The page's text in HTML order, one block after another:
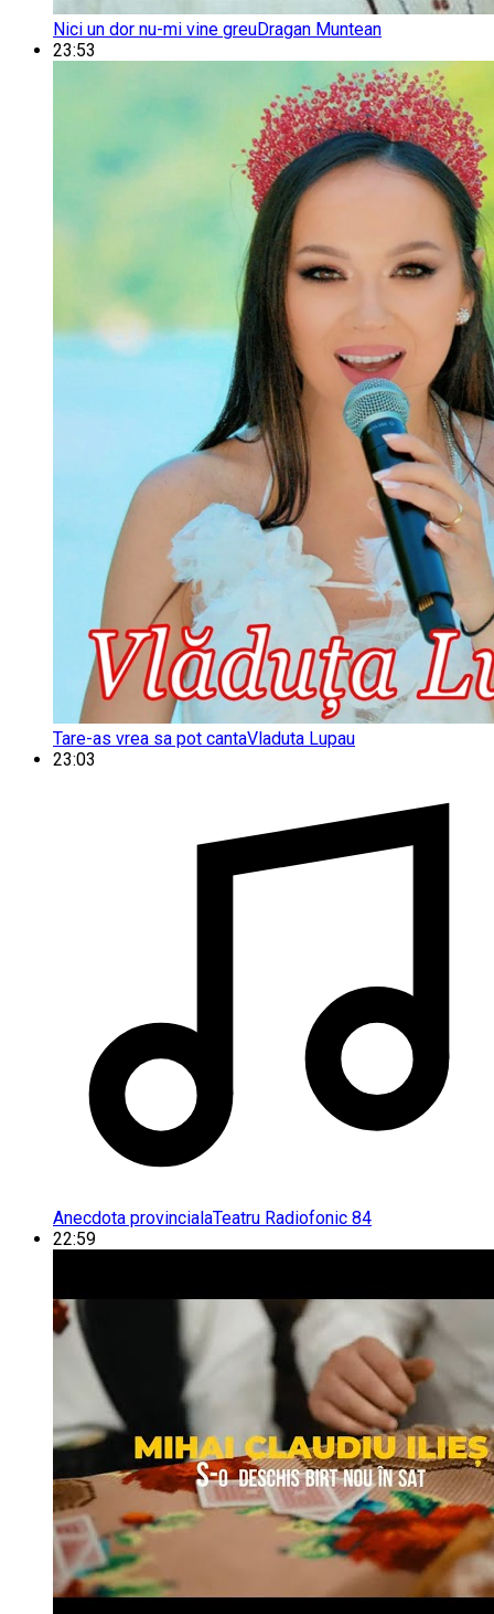
Nici un dor nu-mi vine greuDragan Muntean
23:53
Tare-as vrea sa pot cantaVladuta Lupau
23:03
Anecdota provincialaTeatru Radiofonic 84
22:59